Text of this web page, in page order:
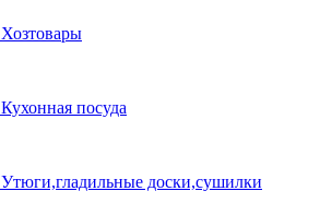
Хозтовары
Кухонная посуда
Утюги,гладильные доски,сушилки